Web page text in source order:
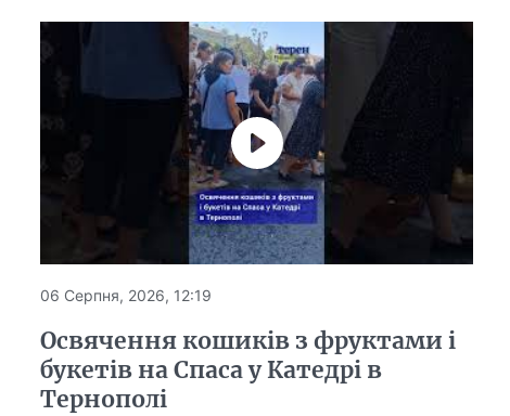
06 Серпня, 2026, 12:19
Освячення кошиків з фруктами і
букетів на Спаса у Катедрі в
Тернополі